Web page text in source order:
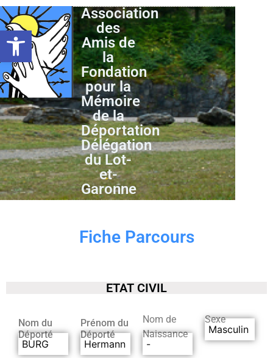
Ouvrir la barre d’outils
Association
des
Amis de
la
Fondation
pour la
Mémoire
de la
Déportation
Délégation
du Lot-
et-
Garonne
Fiche Parcours
ETAT CIVIL
Nom du
Déporté
BURG
Prénom du
Déporté
Hermann
Nom de
Naissance
-
Sexe
Masculin